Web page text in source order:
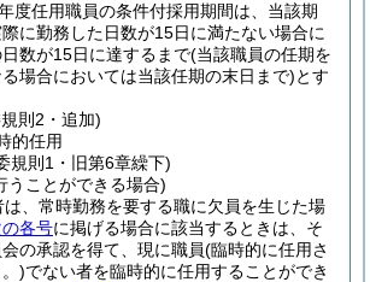
度任用職員の条件付採用期間は、当該期
に勤務した日数が15日に満たない場合に
数が15日に達するまで(当該職員の任期を
場合においては当該任期の末日まで)とす
則2・追加)
的任用
規則1・旧第6章繰下)
うことができる場合)
は、常時勤務を要する職に欠員を生じた場
の各号に掲げる場合に該当するときは、そ
の承認を得て、現に職員(臨時的に任用さ
)でない者を臨時的に任用することができ